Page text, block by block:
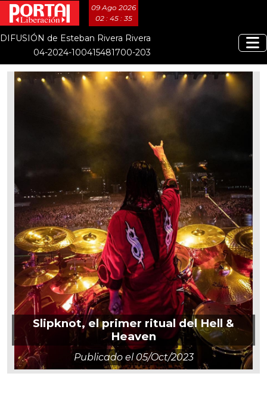
09 Ago 2026
02 : 45 : 36
DIFUSIÓN de Esteban Rivera Rivera
04-2024-100415481700-203
Slipknot, el primer ritual del Hell &
Heaven
Publicado el05/oct/2023